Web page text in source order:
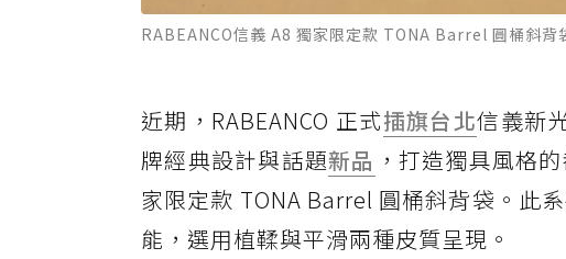
RABEANCO信義 A8 獨家限定款 TONA Barrel 圓桶斜背
近期，RABEANCO 正式插旗台北信義新
牌經典設計與話題新品 ，打造獨具風格
家限定款 TONA Barrel 圓桶斜背袋。此
能，選用植鞣與平滑兩種皮質呈現。